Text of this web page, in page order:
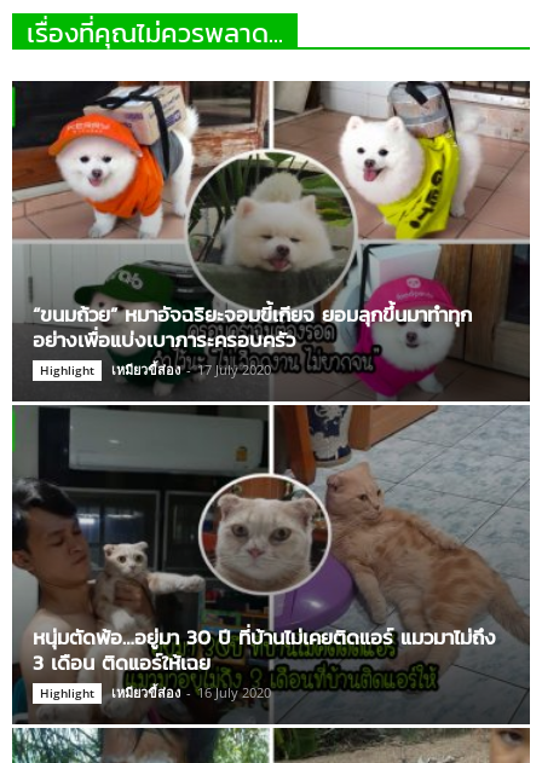
เรื่องที่คุณไม่ควรพลาด...
“ขนมถ้วย” หมาอัจฉริยะจอมขี้เกียจ ยอมลุกขึ้นมาทำทุก
อย่างเพื่อแบ่งเบาภาระครอบครัว
Highlight เหมียวขี้ส่อง - 17 July 2020
หนุ่มตัดพ้อ…อยู่มา 30 ปี ที่บ้านไม่เคยติดแอร์ แมวมาไม่ถึง
3 เดือน ติดแอร์ให้เฉย
Highlight เหมียวขี้ส่อง - 16 July 2020